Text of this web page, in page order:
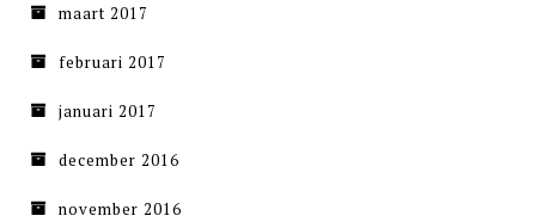
maart 2017
februari 2017
januari 2017
december 2016
november 2016